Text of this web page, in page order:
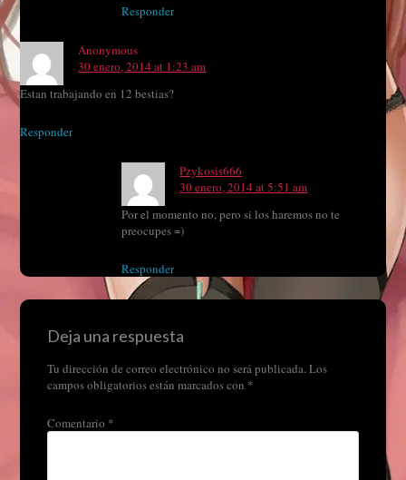
Responder
Anonymous
30 enero, 2014 at 1:23 am
Estan trabajando en 12 bestias?
Responder
Pzykosis666
30 enero, 2014 at 5:51 am
Por el momento no, pero si los haremos no te
preocupes =)
Responder
Deja una respuesta
Tu dirección de correo electrónico no será publicada.Los
campos obligatorios están marcados con *
Comentario *